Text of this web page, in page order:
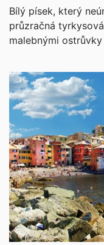
Bílý písek, který
průzračná
malebnými